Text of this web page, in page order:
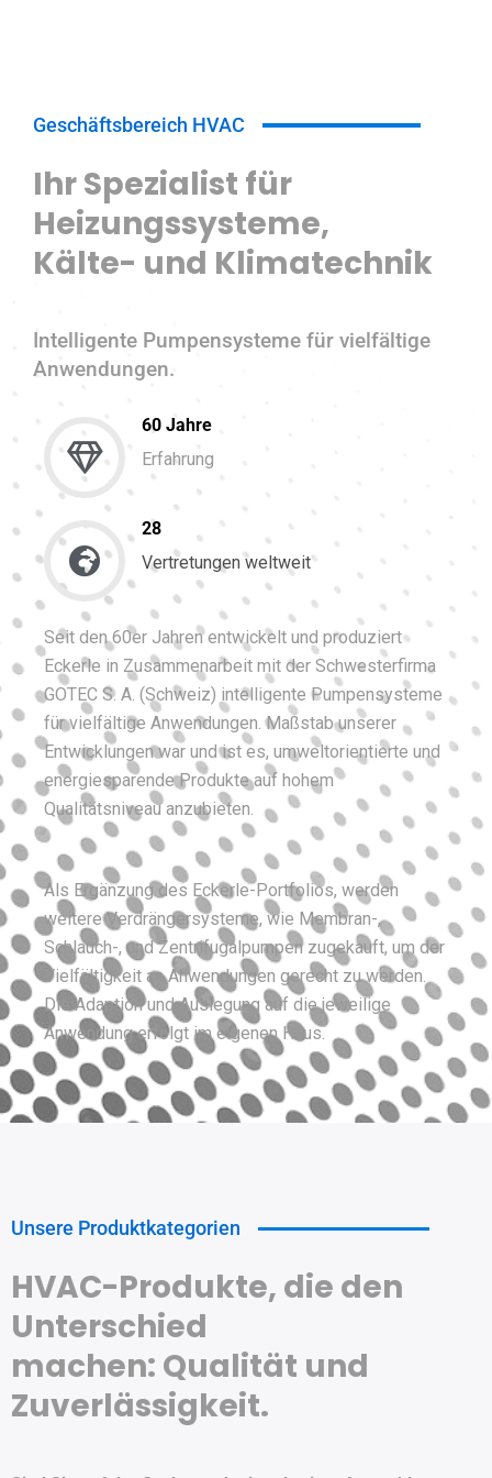
Geschäftsbereich HVAC
Ihr Spezialist für
Heizungssysteme,
Kälte- und Klimatechnik
Intelligente Pumpensysteme für vielfältige
Anwendungen.
60 Jahre
Erfahrung
28
Vertretungen weltweit
Seit den 60er Jahren entwickelt und produziert
Eckerle in Zusammenarbeit mit der Schwesterfirma
GOTEC S. A. (Schweiz) intelligente Pumpensysteme
für vielfältige Anwendungen. Maßstab unserer
Entwicklungen war und ist es, umweltorientierte und
energiesparende Produkte auf hohem
Qualitätsniveau anzubieten.
Als Ergänzung des Eckerle-Portfolios, werden
weitere Verdrängersysteme, wie Membran-,
Schlauch-, und Zentrifugalpumpen zugekauft, um der
Vielfältigkeit an Anwendungen gerecht zu werden.
Die Adaption und Auslegung auf die jeweilige
Anwendung erfolgt im eigenen Haus.
Unsere Produktkategorien
HVAC-Produkte, die den
Unterschied
machen: Qualität und
Zuverlässigkeit.